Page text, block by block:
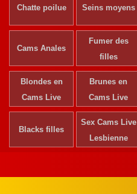
Chatte poilue Seins moyens
Cams Anales
Fumer des
filles
Blondes en
Cams Live
Brunes en
Cams Live
Blacks filles
Sex Cams Live
Lesbienne